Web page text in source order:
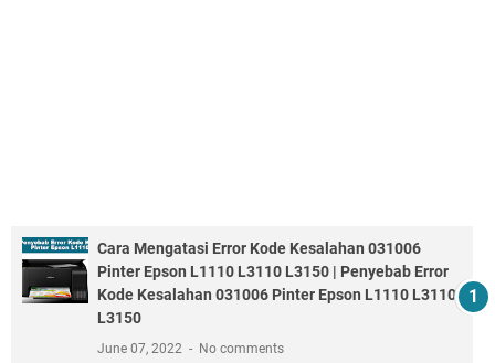
Cara Mengatasi Error Kode Kesalahan 031006
Pinter Epson L1110 L3110 L3150 | Penyebab Error
Kode Kesalahan 031006 Pinter Epson L1110 L3110
L3150
June 07, 2022 No comments